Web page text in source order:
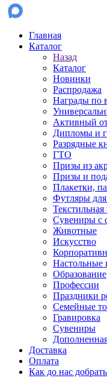
Главная
Каталог
Назад
Каталог
Новинки
Распродажа
Награды по
Активный
Дипломы и
Разрядные
ГТО
Призы из
Призы и
Плакетки,
Футляры для
Сувениры с
Животные
Искусство
Настольные
Образование
Профессии
Праздники
Семейные
Гравировка
Сувениры
Доставка
Оплата
Как до нас